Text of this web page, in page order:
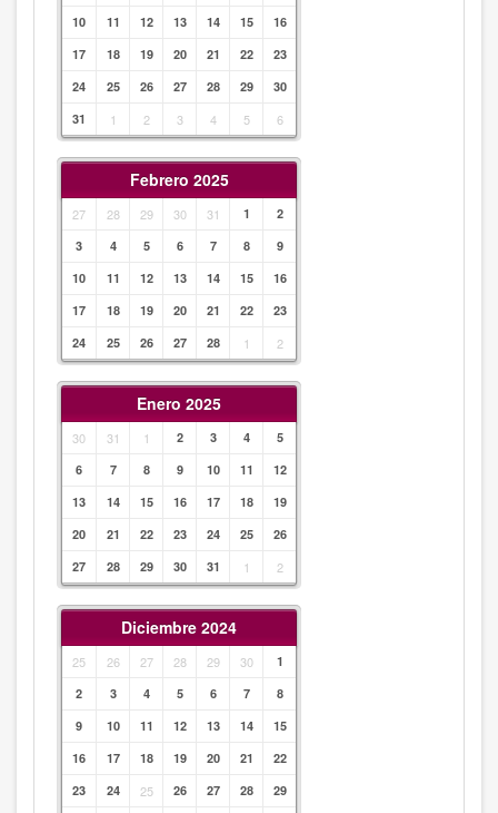
10
11 12 13 14 15
16
17
18 19 20 21 22
23
24
25 26 27 28 29
30
31
1 2 3 4 5 6
Febrero 2025
27 28 29 30 31 1
2
3
4 5 6 7 8
9
10
11 12 13 14 15
16
17
18 19 20 21 22
23
24
25 26 27 28 1 2
Enero 2025
30 31 1 2 3 4
5
6
7 8 9 10 11
12
13
14 15 16 17 18
19
20
21 22 23 24 25
26
27
28 29 30 31 1 2
Diciembre 2024
25 26 27 28 29 30
1
2
3 4 5 6 7
8
9
10 11 12 13 14
15
16
17 18 19 20 21
22
23
24 25 26 27 28
29